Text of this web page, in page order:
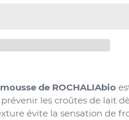
de ROCHALIAbio
les croûtes de lait
évite la sensation de